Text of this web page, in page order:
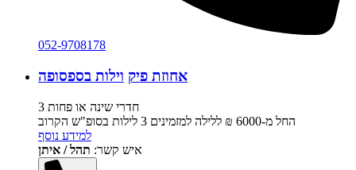
052-9708178
אחוזת פיק וילות בספסופה
3 חדרי שינה או פחות
החל מ-‏6000 ₪ ללילה למזמינים 3 לילות בסופ"ש הקרוב
למידע נוסף
איש קשר: תהל / איתן